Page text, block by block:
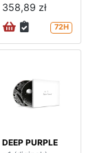
358,89 zł
72H
DEEP PURPLE